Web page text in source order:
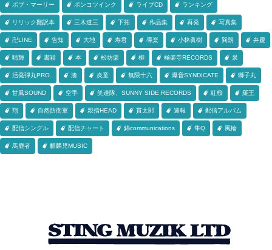
ボブ・マーリー ポンコツインク ライブCD ランキング
リリック翻訳本 三木道三 下拓 作品集 再発 写真集
卍LINE 告知 大地 寿君 導楽 小林眞樹 巽朗 弁慶
晴輝 書籍 本 松坊栗 柳 極楽寺RECORDS 泉
活発弾丸PRO. 湊 炎童 無限十六 爆音SYNDICATE 獅子丸
甘風SOUND 空手 笑連隊、SUNNY SIDE RECORDS 紅桜 羅王
翔 自然防衛軍 親指HEAD 貫太郎 速報 配信アルバム
配信シングル 配信チャート 錦communications 隼Q 風輪
馬鹿者 麒麟児MUSIC